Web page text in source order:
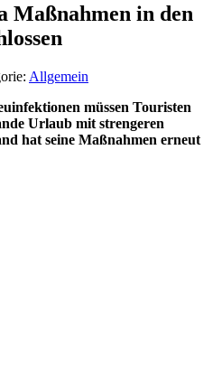
Maßnahmen in den
Allgemein
müssen Touristen
Urlaub mit strengeren
hat seine Maßnahmen erneut